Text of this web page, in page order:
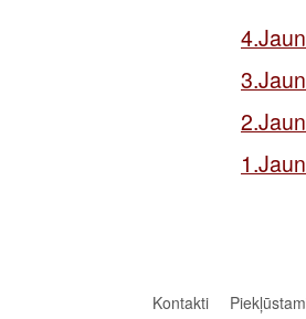
Kontakti